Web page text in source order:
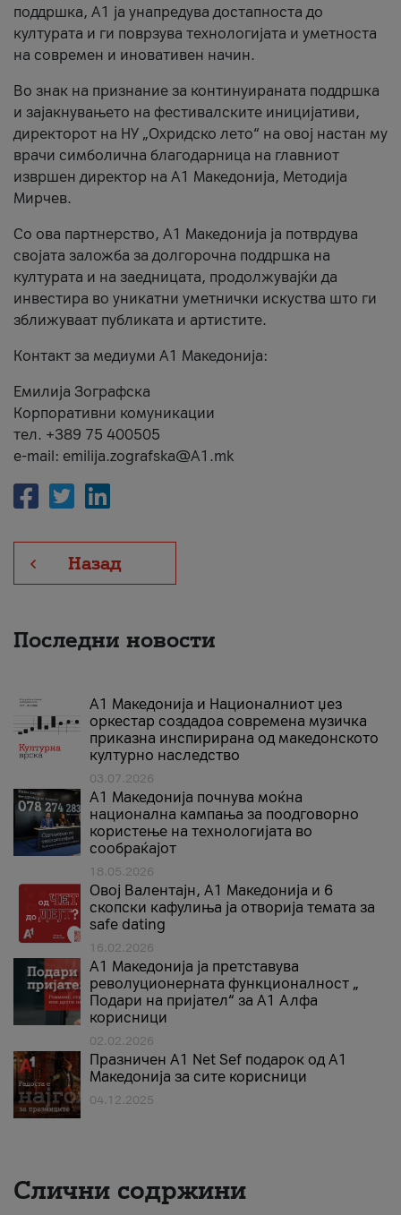
поддршка, A1 ја унапредува достапноста до
културата и ги поврзува технологијата и уметноста
на современ и иновативен начин.
Во знак на признание за континуираната поддршка
и зајакнувањето на фестивалските иницијативи,
директорот на НУ „Охридско лето“ на овој настан му
врачи симболична благодарница на главниот
извршен директор на A1 Македонија, Методија
Мирчев.
Со ова партнерство, A1 Македонија ја потврдува
својата заложба за долгорочна поддршка на
културата и на заедницата, продолжувајќи да
инвестира во уникатни уметнички искуства што ги
зближуваат публиката и артистите.
Контакт за медиуми А1 Македонија:
Емилија Зографска
Корпоративни комуникации
тел. +389 75 400505
e-mail: emilija.zografska@A1.mk
Назад
Последни новости
А1 Македонија и Националниот џез
оркестар создадоа современа музичка
приказна инспирирана од македонското
културно наследство
03.07.2026
A1 Македонија почнува моќна
национална кампања за поодговорно
користење на технологијата во
сообраќајот
18.05.2026
Овој Валентајн, A1 Македонија и 6
скопски кафулиња ја отворија темата за
safe dating
16.02.2026
А1 Македонија ја претставува
револуционерната функционалност „
Подари на пријател“ за А1 Алфа
корисници
02.02.2026
Празничен A1 Net Sеf подарок од А1
Македонија за сите корисници
04.12.2025
Слични содржини